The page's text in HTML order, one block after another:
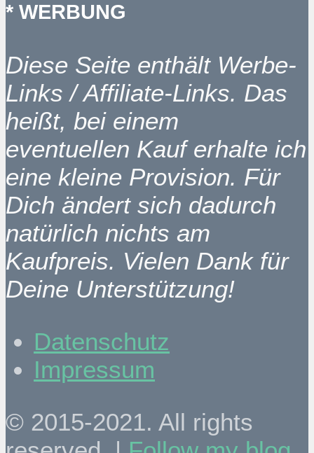
* WERBUNG
Diese Seite enthält Werbe-
Links / Affiliate-Links. Das
heißt, bei einem
eventuellen Kauf erhalte ich
eine kleine Provision. Für
Dich ändert sich dadurch
natürlich nichts am
Kaufpreis. Vielen Dank für
Deine Unterstützung!
Datenschutz
Impressum
© 2015-2021. All rights